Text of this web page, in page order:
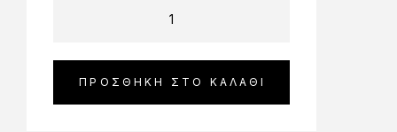
ΠΡΟΣΘΉΚΗ ΣΤΟ ΚΑΛΆΘΙ